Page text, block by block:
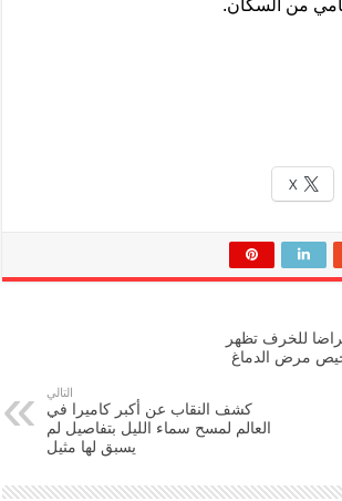
من السكان.
X
للخرف تظهر
مرض الدماغ
التالي
كشف النقاب عن أكبر كاميرا في
العالم لمسح سماء الليل بتفاصيل لم
يسبق لها مثيل